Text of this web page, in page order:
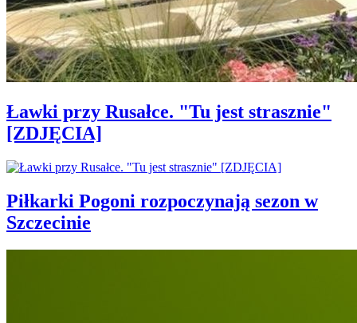
Ławki przy Rusałce. "Tu jest strasznie"
[ZDJĘCIA]
Piłkarki Pogoni rozpoczynają sezon w
Szczecinie